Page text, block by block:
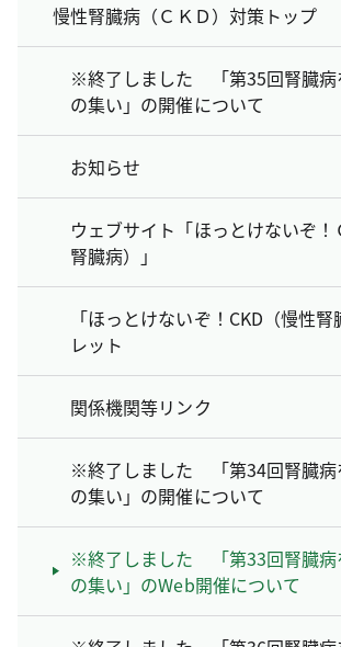
慢性腎臓病（ＣＫＤ）対策トップ
※終了しました 「第35回腎臓病
の集い」の開催について
お知らせ
ウェブサイト「ほっとけないぞ
腎臓病）」
「ほっとけないぞ！CKD（慢性
レット
関係機関等リンク
※終了しました 「第34回腎臓病
の集い」の開催について
※終了しました 「第33回腎臓病
の集い」のWeb開催について